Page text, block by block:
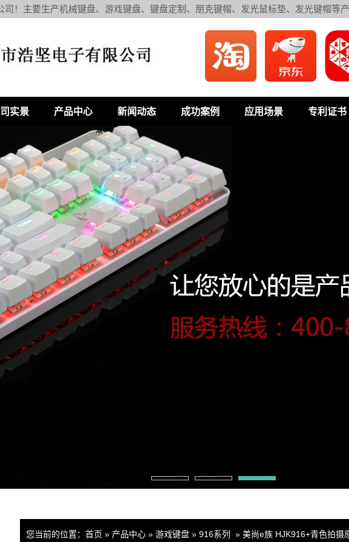
司！主要生产机械键盘、游戏键盘、键盘定制、朋克键帽、发光鼠标垫、发光键帽等
实景 产品中心 新闻动态 成功案例 应用场景 专利证书
您当前的位置： 首页 » 产品中心 » 游戏键盘 » 916系列 » 美尚e族 HJK916+青色拍摄